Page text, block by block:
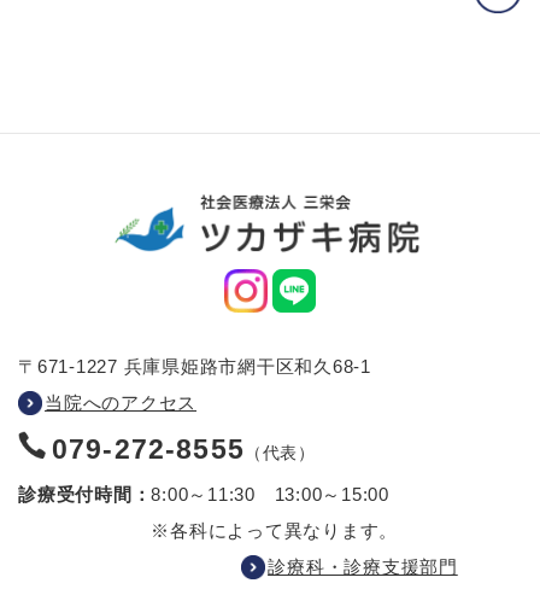
〒671-1227 兵庫県姫路市網干区和久68-1
当院へのアクセス
079-272-8555 （代表）
診療受付時間：8:00～11:30 13:00～15:00
※各科によって異なります。
診療科・診療支援部門